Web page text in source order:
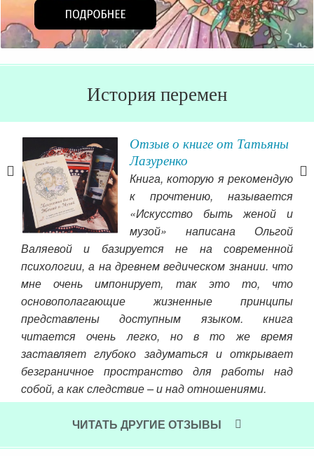
История перемен
Отзыв о книге от Татьяны
Лазуренко
Книга, которую я рекомендую
к прочтению, называется
«Искусство быть женой и
музой» написана Ольгой
Валяевой и базируется не на современной
психологии, а на древнем ведическом знании. что
мне очень импонирует, так это то, что
основополагающие жизненные принципы
представлены доступным языком. книга
читается очень легко, но в то же время
заставляет глубоко задуматься и открывает
безграничное пространство для работы над
собой, а как следствие – и над отношениями.
Читать далее »ЧИТАТЬ ДРУГИЕ ОТЗЫВЫ